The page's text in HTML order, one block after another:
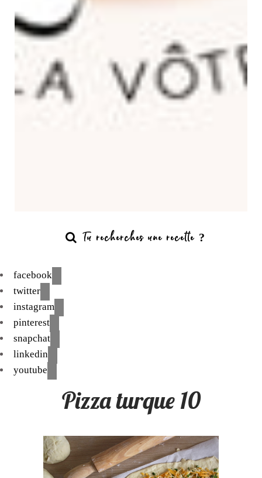
facebook
twitter
instagram
pinterest
snapchat
linkedin
youtube
Pizza turque 10